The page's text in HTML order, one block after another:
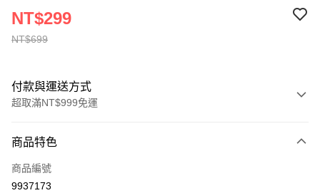
NT$699
NT$299
付款與運送方式
超取滿NT$999免運
信用卡一次付款
超商取貨付款
商品特色
商品編號
9937173